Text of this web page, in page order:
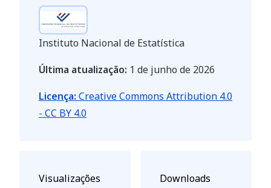
Instituto Nacional de Estatística
Última atualização: 1 de junho de 2026
Licença: Creative Commons Attribution 4.0
- CC BY 4.0
Visualizações Downloads